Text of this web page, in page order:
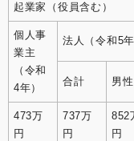
起業家（役員含む）
個人事
業主
（令和
4年）
法人（令和5年
合計 男性
473万
円
737万
円
852
円